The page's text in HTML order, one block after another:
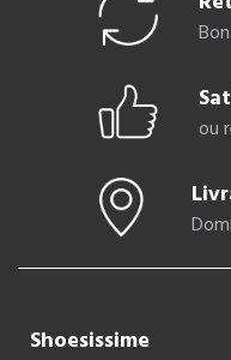
ou
Shoesissime